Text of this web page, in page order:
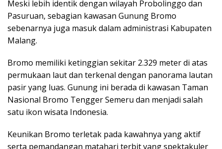
Meski lebih identik dengan wilayah Probolinggo dan
Pasuruan, sebagian kawasan Gunung Bromo
sebenarnya juga masuk dalam administrasi Kabupaten
Malang.
Bromo memiliki ketinggian sekitar 2.329 meter di atas
permukaan laut dan terkenal dengan panorama lautan
pasir yang luas. Gunung ini berada di kawasan Taman
Nasional Bromo Tengger Semeru dan menjadi salah
satu ikon wisata Indonesia.
Keunikan Bromo terletak pada kawahnya yang aktif
serta pemandangan matahari terbit yang spektakuler